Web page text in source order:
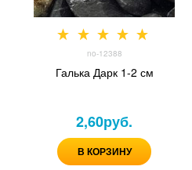
no-12388
Галька Дарк 1-2 см
2,60руб.
В КОРЗИНУ